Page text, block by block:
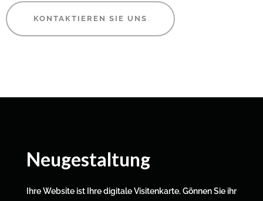
KONTAKTIEREN SIE UNS
Neugestaltung
Ihre Website ist Ihre digitale Visitenkarte. Gönnen Sie ihr